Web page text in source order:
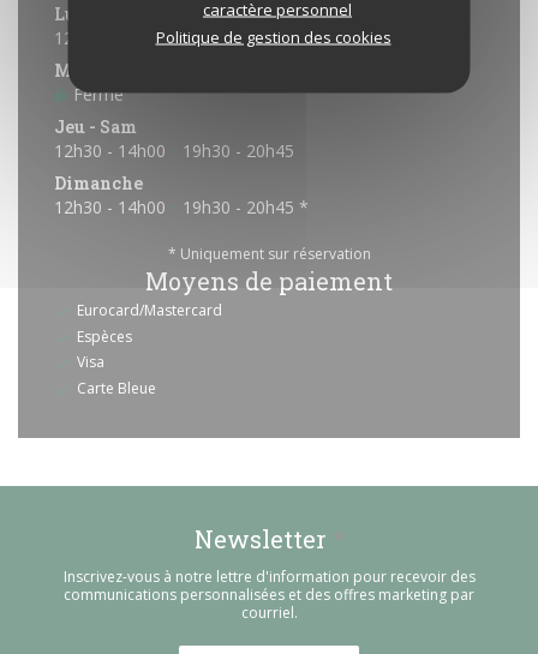
caractère personnel
Politique de gestion des cookies
Lundi
12h30 - 14h00 • 19h30 - 20h45 *
Mar
Fermé
Jeu - Sam
12h30 - 14h00
19h30 - 20h45
Dimanche
12h30 - 14h00
19h30 - 20h45 *
* Uniquement sur réservation
Moyens de paiement
Eurocard/Mastercard
Espèces
Visa
Carte Bleue
Newsletter
Inscrivez-vous à notre lettre d'information pour recevoir des
communications personnalisées et des offres marketing par
courriel.